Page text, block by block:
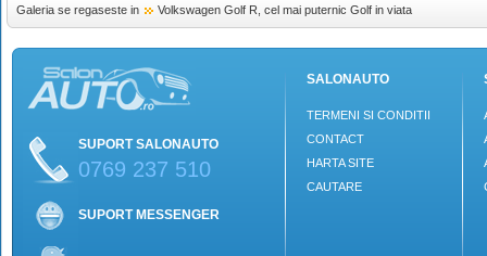
Galeria se regaseste in Volkswagen Golf R, cel mai puternic Golf in viata
SUPORT SALONAUTO
0769 237 510
SUPORT MESSENGER
SALONAUTO
TERMENI SI CONDITII
CONTACT
HARTA SITE
CAUTARE